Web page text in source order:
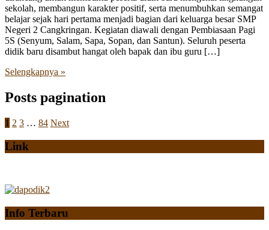
sekolah, membangun karakter positif, serta menumbuhkan semangat
belajar sejak hari pertama menjadi bagian dari keluarga besar SMP
Negeri 2 Cangkringan. Kegiatan diawali dengan Pembiasaan Pagi
5S (Senyum, Salam, Sapa, Sopan, dan Santun). Seluruh peserta
didik baru disambut hangat oleh bapak dan ibu guru […]
Selengkapnya »
Posts pagination
1 2 3 … 84 Next
Link
Info Terbaru